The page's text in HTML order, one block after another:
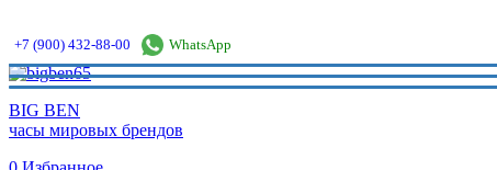
+7 (900) 432-88-00 WhatsApp
BIG BEN
часы мировых брендов